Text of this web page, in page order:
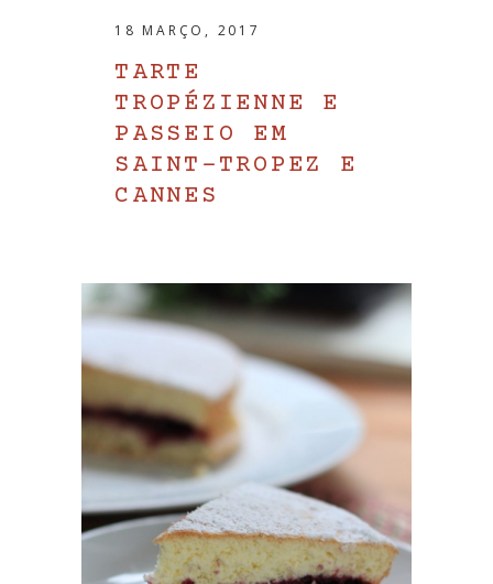
18 MARÇO, 2017
TARTE
TROPÉZIENNE E
PASSEIO EM
SAINT-TROPEZ E
CANNES